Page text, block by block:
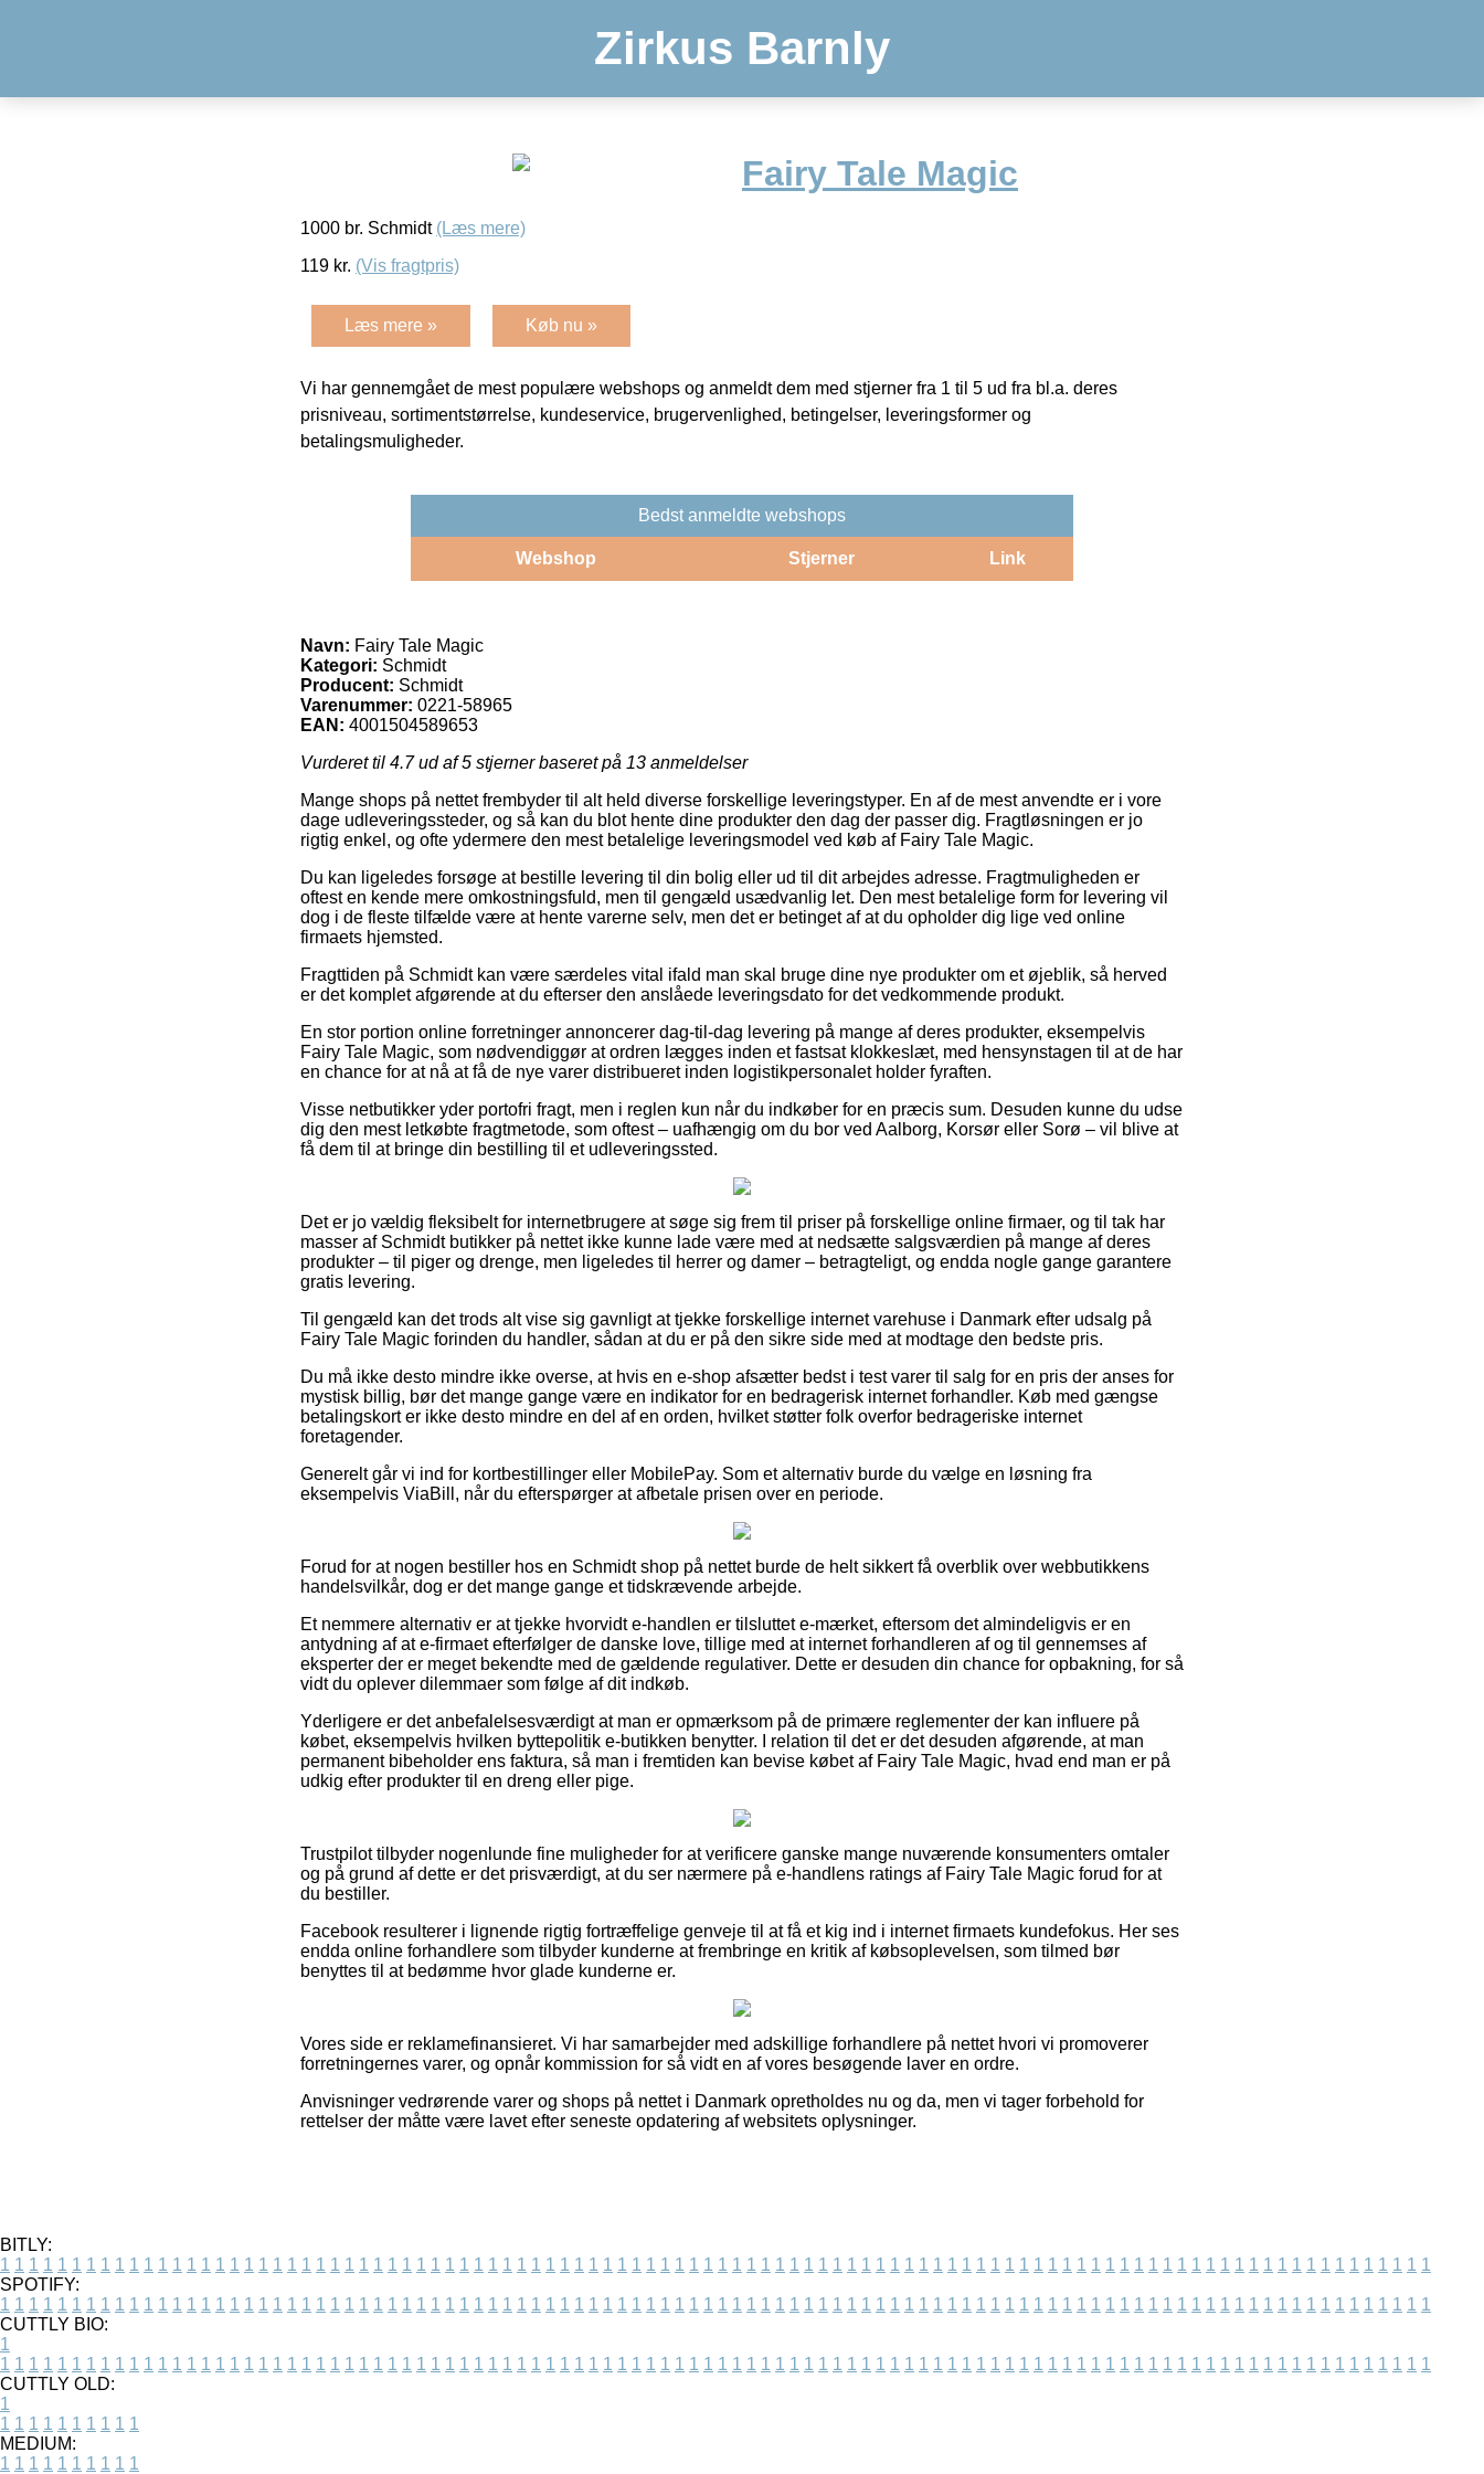
Zirkus Barnly
Fairy Tale Magic
1000 br. Schmidt (Læs mere)
119 kr. (Vis fragtpris)
Læs mere » Køb nu »
Vi har gennemgået de mest populære webshops og anmeldt dem med stjerner fra 1 til 5 ud fra bl.a. deres
prisniveau, sortimentstørrelse, kundeservice, brugervenlighed, betingelser, leveringsformer og
betalingsmuligheder.
Bedst anmeldte webshops
Webshop Stjerner Link
Navn: Fairy Tale Magic
Kategori: Schmidt
Producent: Schmidt
Varenummer: 0221-58965
EAN: 4001504589653
Vurderet til 4.7ud af 5 stjerner baseret på 13 anmeldelser
Mange shops på nettet frembyder til alt held diverse forskellige leveringstyper. En af de mest anvendte er i vore
dage udleveringssteder, og så kan du blot hente dine produkter den dag der passer dig. Fragtløsningen er jo
rigtig enkel, og ofte ydermere den mest betalelige leveringsmodel ved køb af Fairy Tale Magic.
Du kan ligeledes forsøge at bestille levering til din bolig eller ud til dit arbejdes adresse. Fragtmuligheden er
oftest en kende mere omkostningsfuld, men til gengæld usædvanlig let. Den mest betalelige form for levering vil
dog i de fleste tilfælde være at hente varerne selv, men det er betinget af at du opholder dig lige ved online
firmaets hjemsted.
Fragttiden på Schmidt kan være særdeles vital ifald man skal bruge dine nye produkter om et øjeblik, så herved
er det komplet afgørende at du efterser den anslåede leveringsdato for det vedkommende produkt.
En stor portion online forretninger annoncerer dag-til-dag levering på mange af deres produkter, eksempelvis
Fairy Tale Magic, som nødvendiggør at ordren lægges inden et fastsat klokkeslæt, med hensynstagen til at de har
en chance for at nå at få de nye varer distribueret inden logistikpersonalet holder fyraften.
Visse netbutikker yder portofri fragt, men i reglen kun når du indkøber for en præcis sum. Desuden kunne du udse
dig den mest letkøbte fragtmetode, som oftest – uafhængig om du bor ved Aalborg, Korsør eller Sorø – vil blive at
få dem til at bringe din bestilling til et udleveringssted.
Det er jo vældig fleksibelt for internetbrugere at søge sig frem til priser på forskellige online firmaer, og til tak har
masser af Schmidt butikker på nettet ikke kunne lade være med at nedsætte salgsværdien på mange af deres
produkter – til piger og drenge, men ligeledes til herrer og damer – betragteligt, og endda nogle gange garantere
gratis levering.
Til gengæld kan det trods alt vise sig gavnligt at tjekke forskellige internet varehuse i Danmark efter udsalg på
Fairy Tale Magic forinden du handler, sådan at du er på den sikre side med at modtage den bedste pris.
Du må ikke desto mindre ikke overse, at hvis en e-shop afsætter bedst i test varer til salg for en pris der anses for
mystisk billig, bør det mange gange være en indikator for en bedragerisk internet forhandler. Køb med gængse
betalingskort er ikke desto mindre en del af en orden, hvilket støtter folk overfor bedrageriske internet
foretagender.
Generelt går vi ind for kortbestillinger eller MobilePay. Som et alternativ burde du vælge en løsning fra
eksempelvis ViaBill, når du efterspørger at afbetale prisen over en periode.
Forud for at nogen bestiller hos en Schmidt shop på nettet burde de helt sikkert få overblik over webbutikkens
handelsvilkår, dog er det mange gange et tidskrævende arbejde.
Et nemmere alternativ er at tjekke hvorvidt e-handlen er tilsluttet e-mærket, eftersom det almindeligvis er en
antydning af at e-firmaet efterfølger de danske love, tillige med at internet forhandleren af og til gennemses af
eksperter der er meget bekendte med de gældende regulativer. Dette er desuden din chance for opbakning, for så
vidt du oplever dilemmaer som følge af dit indkøb.
Yderligere er det anbefalelsesværdigt at man er opmærksom på de primære reglementer der kan influere på
købet, eksempelvis hvilken byttepolitik e-butikken benytter. I relation til det er det desuden afgørende, at man
permanent bibeholder ens faktura, så man i fremtiden kan bevise købet af Fairy Tale Magic, hvad end man er på
udkig efter produkter til en dreng eller pige.
Trustpilot tilbyder nogenlunde fine muligheder for at verificere ganske mange nuværende konsumenters omtaler
og på grund af dette er det prisværdigt, at du ser nærmere på e-handlens ratings af Fairy Tale Magic forud for at
du bestiller.
Facebook resulterer i lignende rigtig fortræffelige genveje til at få et kig ind i internet firmaets kundefokus. Her ses
endda online forhandlere som tilbyder kunderne at frembringe en kritik af købsoplevelsen, som tilmed bør
benyttes til at bedømme hvor glade kunderne er.
Vores side er reklamefinansieret. Vi har samarbejder med adskillige forhandlere på nettet hvori vi promoverer
forretningernes varer, og opnår kommission for så vidt en af vores besøgende laver en ordre.
Anvisninger vedrørende varer og shops på nettet i Danmark opretholdes nu og da, men vi tager forbehold for
rettelser der måtte være lavet efter seneste opdatering af websitets oplysninger.
BITLY:
1 1 1 1 1 1 1 1 1 1 1 1 1 1 1 1 1 1 1 1 1 1 1 1 1 1 1 1 1 1 1 1 1 1 1 1 1 1 1 1 1 1 1 1 1 1 1 1 1 1 1 1 1 1 1 1 1 1 1 1 1 1 1 1 1 1 1 1 1 1 1 1 1 1 1 1 1 1 1 1 1 1 1 1 1 1 1 1 1 1 1 1 1 1 1 1 1 1 1 1
SPOTIFY:
1 1 1 1 1 1 1 1 1 1 1 1 1 1 1 1 1 1 1 1 1 1 1 1 1 1 1 1 1 1 1 1 1 1 1 1 1 1 1 1 1 1 1 1 1 1 1 1 1 1 1 1 1 1 1 1 1 1 1 1 1 1 1 1 1 1 1 1 1 1 1 1 1 1 1 1 1 1 1 1 1 1 1 1 1 1 1 1 1 1 1 1 1 1 1 1 1 1 1 1
CUTTLY BIO:
1
1 1 1 1 1 1 1 1 1 1 1 1 1 1 1 1 1 1 1 1 1 1 1 1 1 1 1 1 1 1 1 1 1 1 1 1 1 1 1 1 1 1 1 1 1 1 1 1 1 1 1 1 1 1 1 1 1 1 1 1 1 1 1 1 1 1 1 1 1 1 1 1 1 1 1 1 1 1 1 1 1 1 1 1 1 1 1 1 1 1 1 1 1 1 1 1 1 1 1 1
CUTTLY OLD:
1
1 1 1 1 1 1 1 1 1 1
MEDIUM:
1 1 1 1 1 1 1 1 1 1